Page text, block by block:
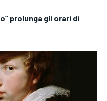
prolunga gli orari di